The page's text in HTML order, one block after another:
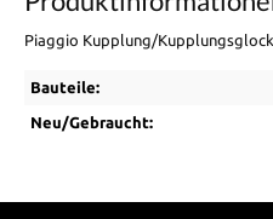
Piaggio Kupplung/
Bauteile:
Neu/Gebraucht: